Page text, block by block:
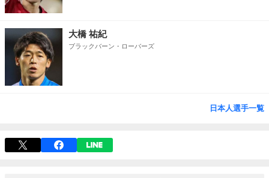
大橋 祐紀
ブラックバーン・ローバーズ
日本人選手一覧